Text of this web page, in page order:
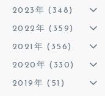
2023年 (348)
2022年 (359)
2021年 (356)
2020年 (330)
2019年 (51)